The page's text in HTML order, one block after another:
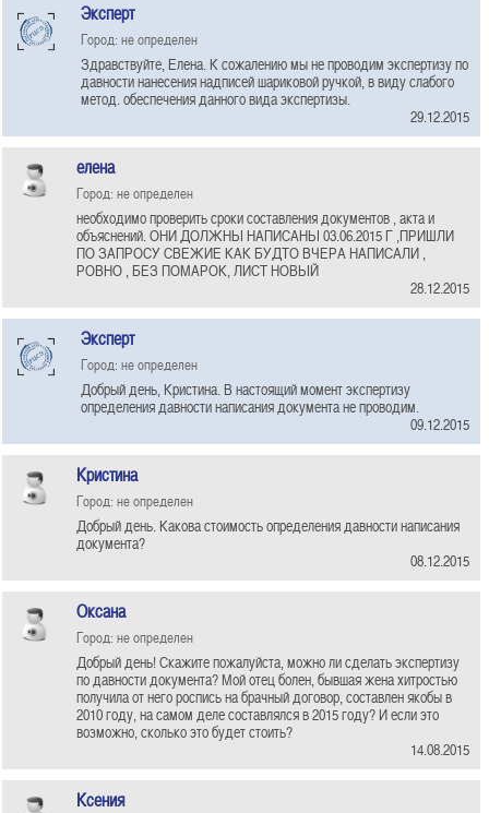
Эксперт
Город: не определен
Здравствуйте, Елена. К сожалению мы не проводим экспертизу по
давности нанесения надписей шариковой ручкой, в виду слабого
метод. обеспечения данного вида экспертизы.
29.12.2015
елена
Город: не определен
необходимо проверить сроки составления документов , акта и
объяснений. ОНИ ДОЛЖНЫ НАПИСАНЫ 03.06.2015 Г ,ПРИШЛИ
ПО ЗАПРОСУ СВЕЖИЕ КАК БУДТО ВЧЕРА НАПИСАЛИ ,
РОВНО , БЕЗ ПОМАРОК, ЛИСТ НОВЫЙ
28.12.2015
Эксперт
Город: не определен
Добрый день, Кристина. В настоящий момент экспертизу
определения давности написания документа не проводим.
09.12.2015
Кристина
Город: не определен
Добрый день. Какова стоимость определения давности написания
документа?
08.12.2015
Оксана
Город: не определен
Добрый день! Скажите пожалуйста, можно ли сделать экспертизу
по давности документа? Мой отец болен, бывшая жена хитростью
получила от него роспись на брачный договор, составлен якобы в
2010 году, на самом деле составлялся в 2015 году? И если это
возможно, сколько это будет стоить?
14.08.2015
Ксения